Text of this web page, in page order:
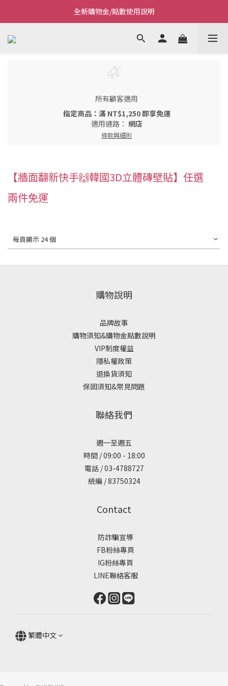
Welcome~私藏生活~
全新購物金/點數使用說明
Welcome~私藏生活~
所有顧客適用
指定商品：滿 NT$1,250 即享免運
適用通路： 網店
條款與細則
【牆面翻新快手🙌韓國3D立體磚壁貼】任選
兩件免運
每頁顯示 24 個
購物說明
品牌故事
購物須知&購物金點數說明
VIP制度權益
隱私權政策
退換貨須知
保固須知&常見問題
聯絡我們
週一至週五
時間 / 09:00 - 18:00
電話 / 03-4788727
統編 / 83750324
Contact
防詐騙宣導
FB粉絲專頁
IG粉絲專頁
LINE聯絡客服
繁體中文